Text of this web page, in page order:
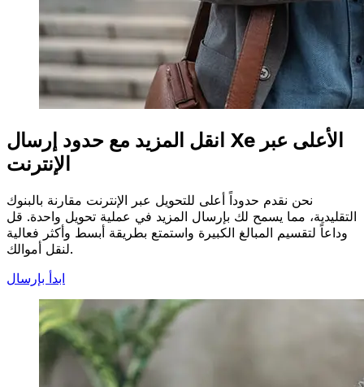
انقل المزيد مع حدود إرسال Xe الأعلى عبر
الإنترنت
نحن نقدم حدوداً أعلى للتحويل عبر الإنترنت مقارنة بالبنوك
التقليدية، مما يسمح لك بإرسال المزيد في عملية تحويل واحدة. قل
وداعاً لتقسيم المبالغ الكبيرة واستمتع بطريقة أبسط وأكثر فعالية
لنقل أموالك.
ابدأ بإرسال